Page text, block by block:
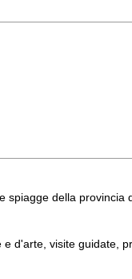
spiagge della provincia
d'arte, visite guidate,